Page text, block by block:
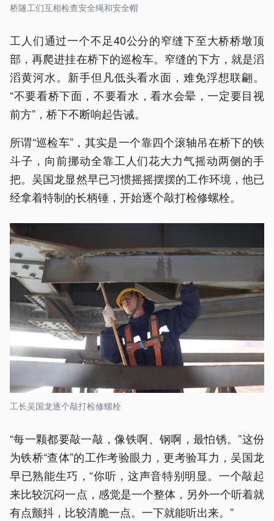
桥隧工们互相检查安全绳和安全帽
工人们通过一个不足40公分的窄缝下至大桥桥墩顶
部，再爬进挂在桥下的巡检车。窄缝的下方，就是滔
滔黄河水。新手但凡低头看水面，难免浮想联翩。
“不要看桥下面，不要看水，看水会晕，一定要目视
前方”，桥下不断响起告诫。
所谓“巡检车”，其实是一个靠四个滚轴吊在桥下的铁
斗子，向前挪动全靠工人们花大力气摇动两侧的手
把。吴国龙显然早已习惯摇摇摆摆的工作环境，他已
经拿着特制的长柄锤，开始逐个敲打检修螺栓。
工长吴国龙逐个敲打检修螺栓
“每一颗都要敲一敲，像铁啊、钢啊，最怕锈。”这份
为铁桥“查体”的工作考验眼力，更考验耳力，吴国龙
早已熟能生巧，“你听，这声音特别明显。一个敲起
来比较沉闷一点，感觉是一个整体，另外一个听着就
有点颤抖，比较清脆一点。一下就能听出来。”